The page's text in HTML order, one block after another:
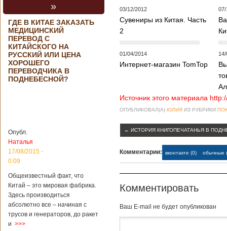
Бангалоре в
Индии. Контракт
между Китаем и
Россией на
разработку,
Подробнее...
Опубликовано
21/02/2019 - 22:26
В Китае найден
древний
Китайским
археологам
обнаружить
крупнейший рудник
по добыче бирюзы
на территории
Уйгурского
автономного
»
ГДЕ В КИТАЕ ЗАКАЗАТЬ
МЕДИЦИНСКИЙ
ПЕРЕВОД С
КИТАЙСКОГО НА
РУССКИЙ ИЛИ ЦЕНА
ХОРОШЕГО
ПЕРЕВОДЧИКА В
ПОДНЕБЕСНОЙ?
Опубл.
Наталья
17/08/2015 -
0:09
Общеизвестный факт, что
Китай – это мировая фабрика.
Здесь производиться
абсолютно все – начиная с
трусов и генераторов, до ракет
и >>>
03/12/2012
Сувениры из Китая. Часть
2
07/
01/04/2014
Интернет-магазин TomTop
Источник этого материала
ОПУБЛИКОВАЛ(А) ЮЛИЯ ИЗ РУБРИКИ
← ИСТОРИЯ КНИГОПЕЧАТАНЬЯ В
Комментарии: вконтакте (0) обычные
Комментировать
Baш E-mail не будет опубликован